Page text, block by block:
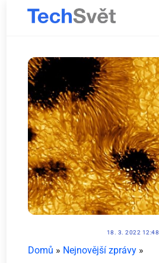
18. 3. 2022 12:48
Domů » Nejnovější zprávy »